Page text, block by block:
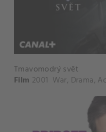
Tmavomodrý svět
Film 2001 War, Drama,